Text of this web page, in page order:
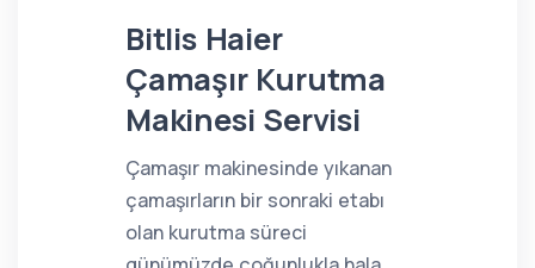
Bitlis Haier
Çamaşır Kurutma
Makinesi Servisi
Çamaşır makinesinde yıkanan
çamaşırların bir sonraki etabı
olan kurutma süreci